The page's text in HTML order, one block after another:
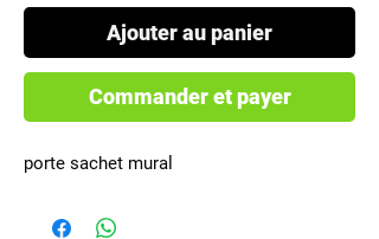
Ajouter au panier
Commander et payer
porte sachet mural